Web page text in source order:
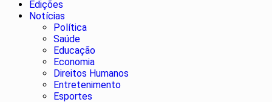
Edições
Notícias
Política
Saúde
Educação
Economia
Direitos Humanos
Entretenimento
Esportes